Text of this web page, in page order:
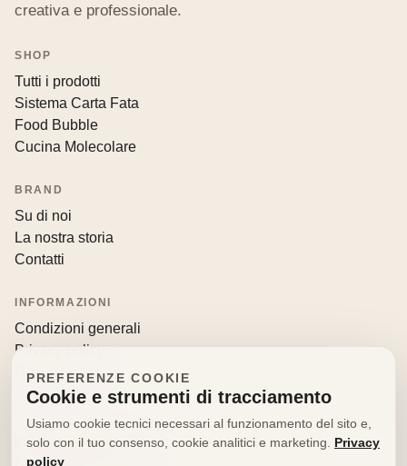
creativa e professionale.
SHOP
Tutti i prodotti
Sistema Carta Fata
Food Bubble
Cucina Molecolare
BRAND
Su di noi
La nostra storia
Contatti
INFORMAZIONI
Condizioni generali
Privacy policy
Resi e recessi
info@decorfooditaly.it
Richiedi informazioni
PREFERENZE COOKIE
Cookie e strumenti di tracciamento
Usiamo cookie tecnici necessari al funzionamento del sito e,
solo con il tuo consenso, cookie analitici e marketing. Privacy
policy